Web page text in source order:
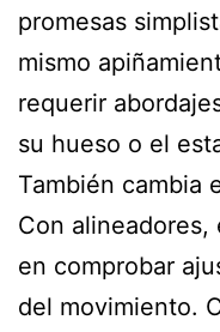
promesas
mismo
requerir
su hueso o el
También cambia
Con
en comprobar
del movimiento.